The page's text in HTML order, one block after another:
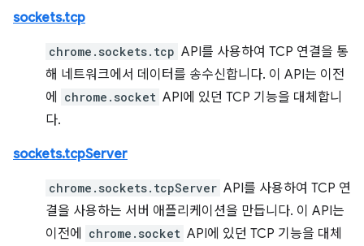
sockets.tcp
chrome.sockets.tcp API를 사용하여 TCP 연결을 통
해 네트워크에서 데이터를 송수신합니다. 이 API는 이전
에
chrome.socket API에 있던 TCP 기능을 대체합니
다.
sockets.tcpServer
chrome.sockets.tcpServer API를 사용하여 TCP 연
결을 사용하는 서버 애플리케이션을 만듭니다. 이 API는
이전에
chrome.socket API에 있던 TCP 기능을 대체